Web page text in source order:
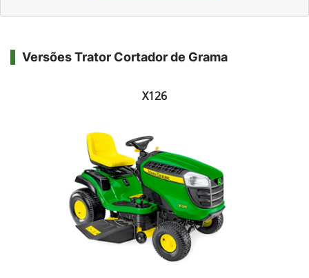
Versões Trator Cortador de Grama
X126